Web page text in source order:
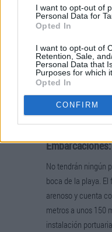
I want to opt-out of
Personal Data for
Opted In
I want to opt-out of
Retention, Sale,
Personal Data that
Purposes for which
Opted In
CONFIRM
de montaña de
hora.
El estacionamiento
el sendero de
calle homónima de
el vehículo al final
Embarcaciones:
No tendrán ningún
boca de la playa.
arenoso y cuenta
metros a unos 150
instalación